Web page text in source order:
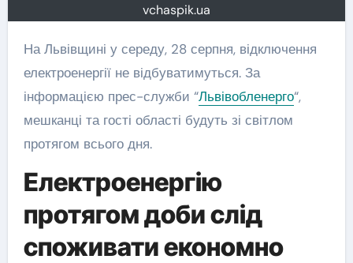
vchaspik.ua
На Львівщині у середу, 28 серпня, відключення
електроенергії не відбуватимуться. За
інформацією прес-служби “Львівобленерго“,
мешканці та гості області будуть зі світлом
протягом всього дня.
Електроенергію
протягом доби слід
споживати економно